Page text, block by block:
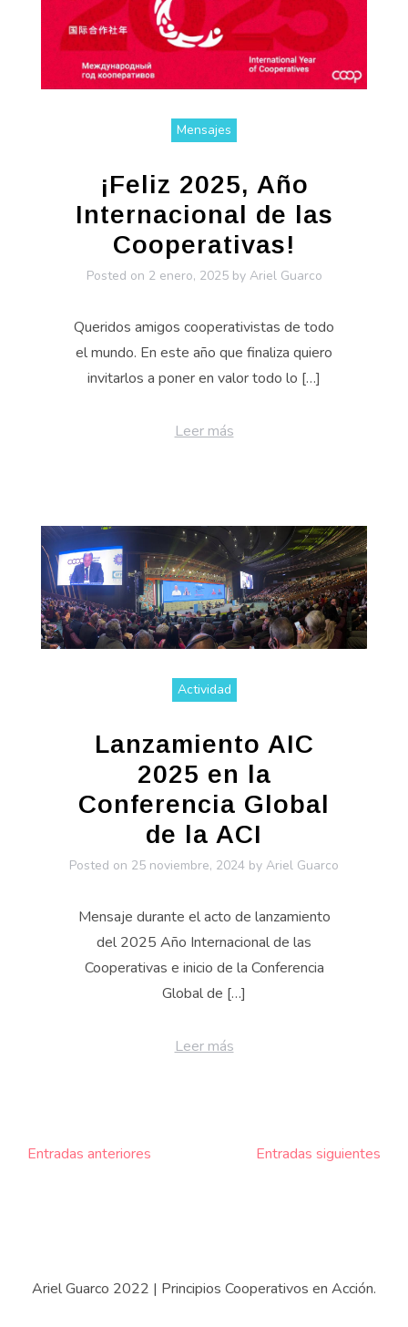
Mensajes
¡Feliz 2025, Año
Internacional de las
Cooperativas!
Posted on 2 enero, 2025by Ariel Guarco
Queridos amigos cooperativistas de todo
el mundo. En este año que finaliza quiero
invitarlos a poner en valor todo lo […]
Leer más
Actividad
Lanzamiento AIC
2025 en la
Conferencia Global
de la ACI
Posted on 25 noviembre, 2024 by Ariel Guarco
Mensaje durante el acto de lanzamiento
del 2025 Año Internacional de las
Cooperativas e inicio de la Conferencia
Global de […]
Leer más
Navegación
Entradas anteriores Entradas siguientes
Ariel Guarco 2022 | Principios Cooperativos en Acción.